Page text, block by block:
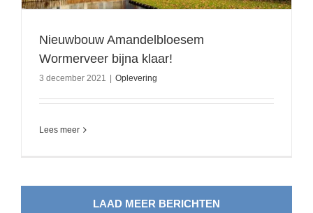
Nieuwbouw Amandelbloesem
Wormerveer bijna klaar!
3 december 2021 Oplevering
Lees meer
LAAD MEER BERICHTEN